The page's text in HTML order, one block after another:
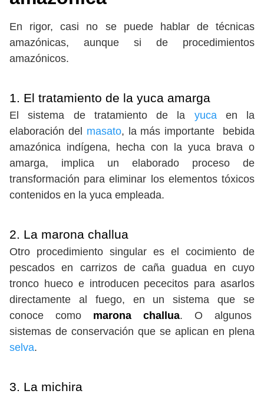
En rigor, casi no se puede hablar de técnicas
amazónicas, aunque si de procedimientos
amazónicos.
1. El tratamiento de la yuca amarga
El sistema de tratamiento de la yuca en la
elaboración del masato, la más importante bebida
amazónica indígena, hecha con la yuca brava o
amarga, implica un elaborado proceso de
transformación para eliminar los elementos tóxicos
contenidos en la yuca empleada.
2. La marona challua
Otro procedimiento singular es el cocimiento de
pescados en carrizos de caña guadua en cuyo
tronco hueco e introducen pececitos para asarlos
directamente al fuego, en un sistema que se
conoce como marona challua. O algunos
sistemas de conservación que se aplican en plena
selva.
3. La michira